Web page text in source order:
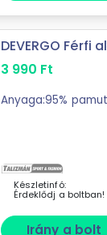
DEVERGO Férfi
3 990 Ft
Anyaga:95%
Készletinfó:
Érdeklődj a boltban!
Irány a bolt